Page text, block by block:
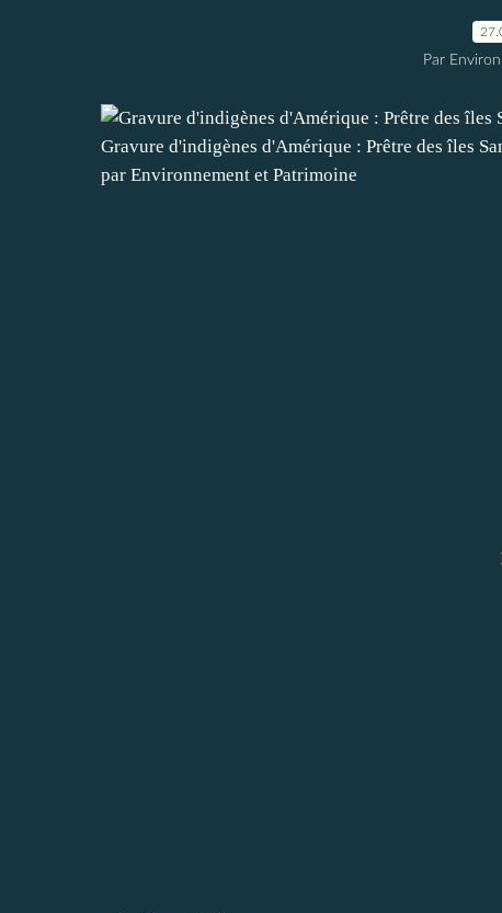
Par
Gravure d'indigènes d'Amérique : Prêtre des îles
par Environnement et Patrimoine